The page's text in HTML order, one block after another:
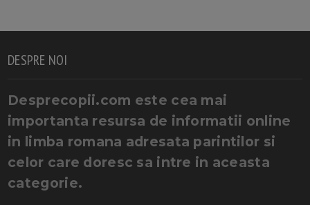
DESPRE NOI
Desprecopii.com este cea mai
importanta resursa de informatii online
in limba romana adresata parintilor si
celor care doresc sa intre in aceasta
categorie.